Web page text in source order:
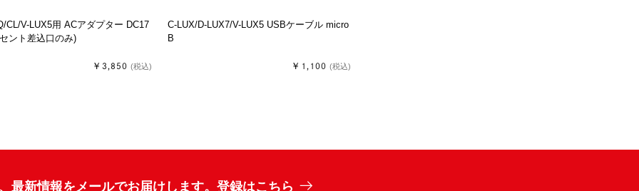
CL/V-LUX5用 ACアダプター DC17
ント差込口のみ)
￥3,850 (税込)
C-LUX/D-LUX7/V-LUX5 USBケーブル micro
B
￥1,100 (税込)
最新情報をメールでお届けします。登録はこちら